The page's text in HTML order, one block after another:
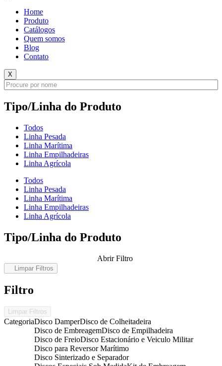
Home
Produto
Catálogos
Quem somos
Blog
Contato
X
Tipo/Linha do Produto
Todos
Linha Pesada
Linha Marítima
Linha Empilhadeiras
Linha Agrícola
Todos
Linha Pesada
Linha Marítima
Linha Empilhadeiras
Linha Agrícola
Tipo/Linha do Produto
Abrir Filtro
Limpar Filtros
Filtro
Limpar Filtros
CategoriaDisco DamperDisco de Colheitadeira
Disco de EmbreagemDisco de Empilhadeira
Disco de FreioDisco Estacionário e Veiculo Militar
Disco para Reversor Marítimo
Disco Sinterizado e Separador